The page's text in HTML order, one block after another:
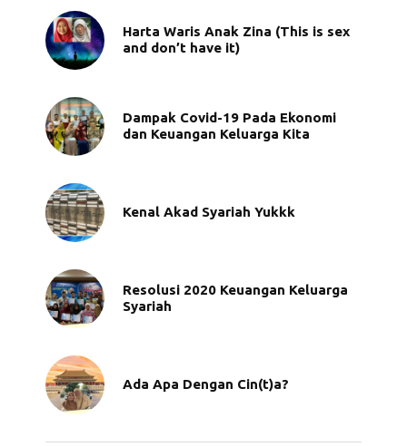
Harta Waris Anak Zina (This is sex
and don’t have it)
Dampak Covid-19 Pada Ekonomi
dan Keuangan Keluarga Kita
Kenal Akad Syariah Yukkk
Resolusi 2020 Keuangan Keluarga
Syariah
Ada Apa Dengan Cin(t)a?